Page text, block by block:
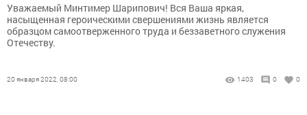
Уважаемый Минтимер Шарипович! Вся Ваша яркая,
насыщенная героическими свершениями жизнь является
образцом самоотверженного труда и беззаветного служения
Отечеству.
20 января 2022, 08:00 1403 0 0